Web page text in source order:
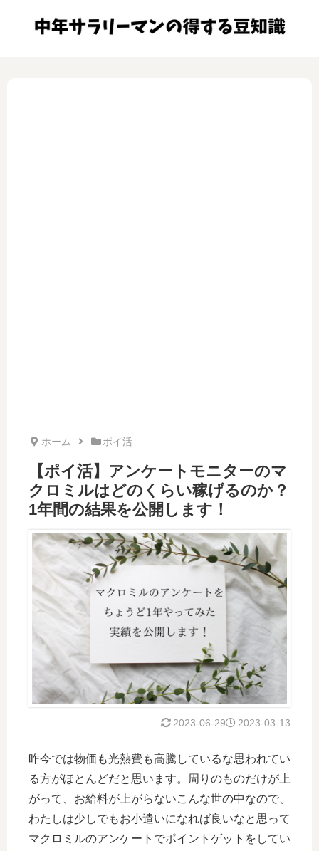
ホーム ポイ活
【ポイ活】アンケートモニターのマ
クロミルはどのくらい稼げるのか？
1年間の結果を公開します！
2023-03-13
2023-06-29
昨今では物価も光熱費も高騰しているな思われてい
る方がほとんどだと思います。周りのものだけが上
がって、お給料が上がらないこんな世の中なので、
わたしは少しでもお小遣いになれば良いなと思って
マクロミルのアンケートでポイントゲットをしてい